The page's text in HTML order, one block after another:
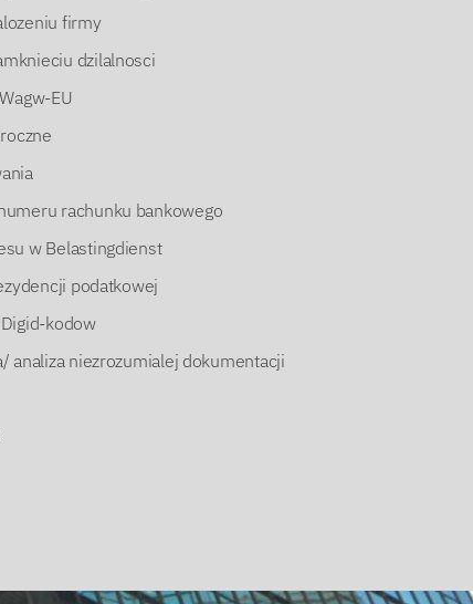
firmy
dzilalnosci
EU
rachunku bankowego
w Belastingdienst
podatkowej
kodow
analiza niezrozumialej dokumentacji